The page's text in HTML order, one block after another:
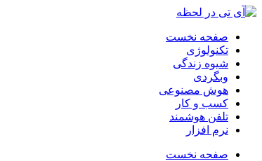
صفحه نخست
تکنولوژی
شیوه زندگی
وبگردی
هوش مصنوعی
کسب و کار
تلفن هوشمند
نرم افزار
صفحه نخست